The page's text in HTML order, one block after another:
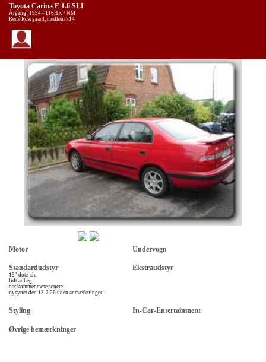
Toyota Carina E 1.6 SLI
Årgang: 1994 - 116HK / NM
René Rostgaard, medlem 714
Motor Undervogn
Standardudstyr
15" dotz alu
lidt anlæg
der kommer mere senere.
nysynet den 13-7.06 uden anmærkninger...
Ekstraudstyr
Styling In-Car-Entertainment
Øvrige bemærkninger